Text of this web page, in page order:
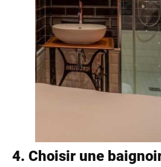
4. Choisir une